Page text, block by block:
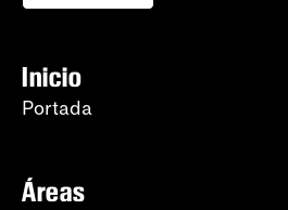
Inicio
Portada
Áreas